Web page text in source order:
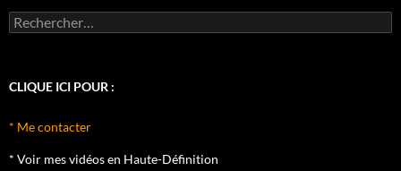
Rechercher :
CLIQUE ICI POUR :
* Me contacter
* Voir mes vidéos en Haute-Définition